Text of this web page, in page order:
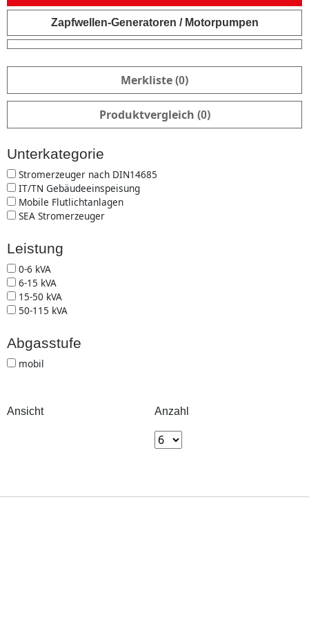
Zapfwellen-Generatoren / Motorpumpen
Merkliste (0)
Produktvergleich (0)
Unterkategorie
Kategorie
Stromerzeuger nach DIN14685
IT/TN Gebäudeeinspeisung
Mobile Flutlichtanlagen
SEA Stromerzeuger
Leistung
Leistung
0-6 kVA
6-15 kVA
15-50 kVA
50-115 kVA
Abgasstufe
Abgasstufe
mobil
Ansicht Anzahl